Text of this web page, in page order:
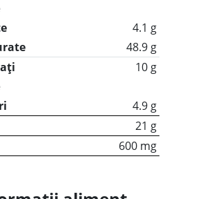
4.1 g
48.9 g
10 g
4.9 g
21 g
600 mg